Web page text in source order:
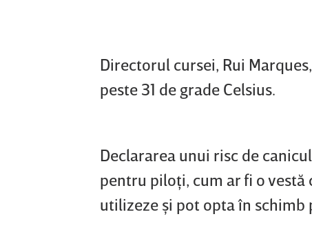
Directorul cursei, Rui
peste 31 de grade Celsius.
Declararea unui risc de
pentru piloţi, cum ar fi o
utilizeze şi pot opta în schimb